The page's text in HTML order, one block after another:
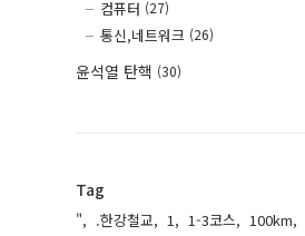
컴퓨터 (27)
통신,네트워크 (26)
윤석열 탄핵 (30)
Tag
", .한강철교, 1, 1-3코스, 100km,